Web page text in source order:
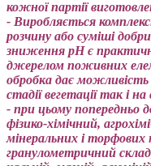
кожної партії
- Виробляється
розчину або суміші
зниження рН є
джерелом поживних
обробка дає
стадії вегетації так і
- при цьому попередньо
фізико-хімічний,
мінеральних і торфових
гранулометричний